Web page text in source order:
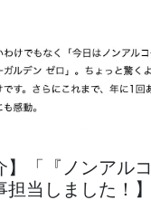
】「『ノンアル
当しました！】